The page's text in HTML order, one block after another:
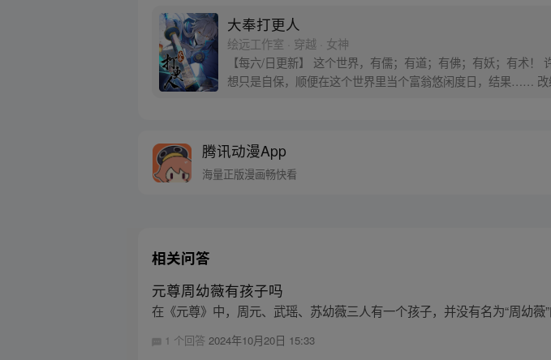
大奉打更人
绘远工作室 · 穿越 · 女神
【每六/日更新】 这个世界，有儒；有道；有佛；有妖；有术
想只是自保，顺便在这个世界里当个富翁悠闲度日，结果……
腾讯动漫App
海量正版漫画畅快看
相关问答
元尊周幼薇有孩子吗
在《元尊》中，周元、武瑶、苏幼薇三人有一个孩子，并没有名为“周幼薇
1 个回答2024年10月20日 15:33